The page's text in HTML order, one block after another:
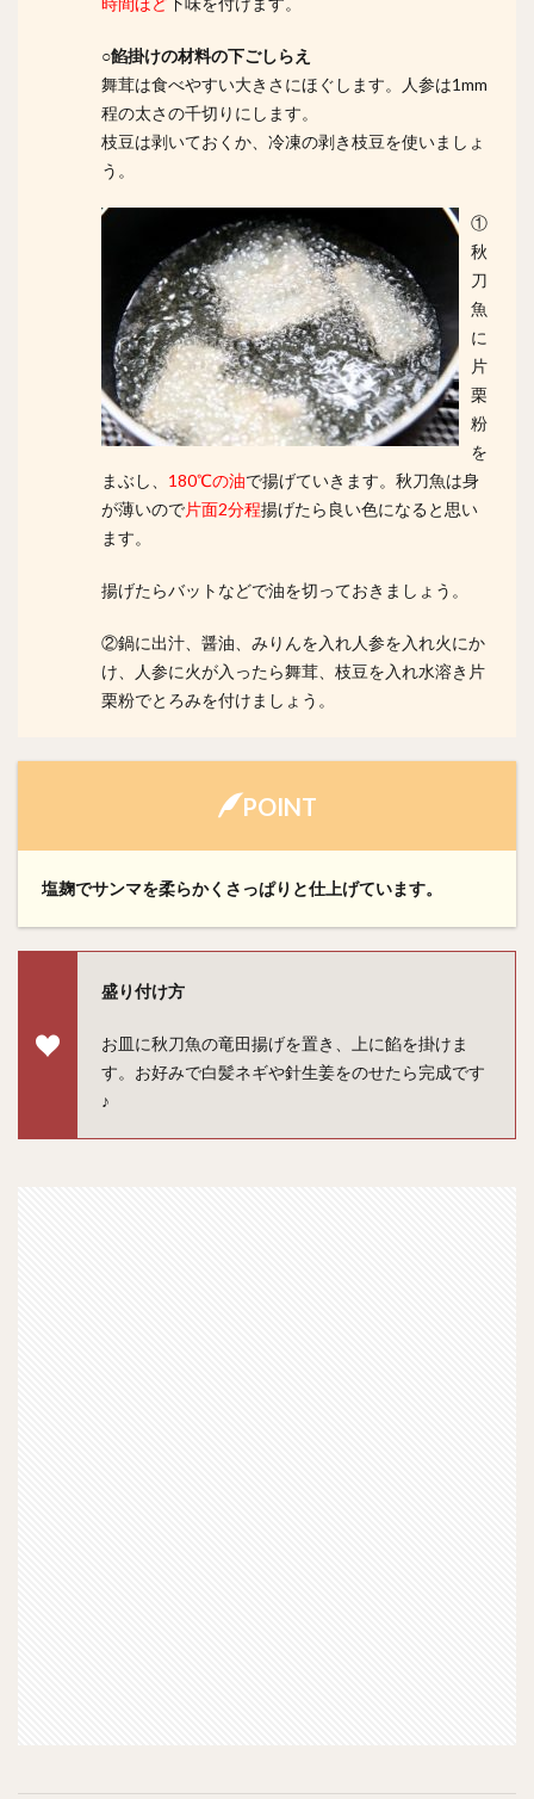
○餡掛けの材料の下ごしらえ
舞茸は食べやすい大きさにほぐします。人参は1mm
程の太さの千切りにします。
枝豆は剥いておくか、冷凍の剥き枝豆を使いましょ
う。
①
秋
刀
魚
に
片
栗
粉
を
まぶし、 180℃の油で揚げていきます。秋刀魚は身
が薄いので 片面2分程揚げたら良い色になると思い
ます。
揚げたらバットなどで油を切っておきましょう。
②鍋に出汁、醤油、みりんを入れ人参を入れ火にか
け、人参に火が入ったら舞茸、枝豆を入れ水溶き片
栗粉でとろみを付けましょう。
POINT
塩麹でサンマを柔らかくさっぱりと仕上げています。
盛り付け方
お皿に秋刀魚の竜田揚げを置き、上に餡を掛けま
す。お好みで白髪ネギや針生姜をのせたら完成です
♪